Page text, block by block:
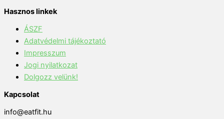
Hasznos linkek
ÁSZF
Adatvédelmi tájékoztató
Impresszum
Jogi nyilatkozat
Dolgozz velünk!
Kapcsolat
info@eatfit.hu